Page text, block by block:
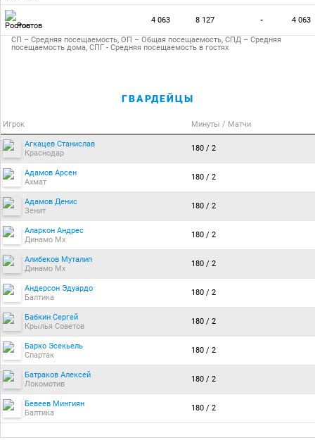
Ростов
4 063 8 127 - 4 063
СП – Средняя посещаемость, ОП – Общая посещаемость, СПД – Средняя
посещаемость дома, СПГ - Средняя посещаемость в гостях
ГВАРДЕЙЦЫ
Игрок Минуты / Матчи
Агкацев Станислав
Краснодар
180 / 2
Адамов Арсен
Ахмат
180 / 2
Адамов Денис
Зенит
180 / 2
Аларкон Андрес
Динамо Мх
180 / 2
Алибеков Муталип
Динамо Мх
180 / 2
Андерсон Эдуардо
Балтика
180 / 2
Бабкин Сергей
Крылья Советов
180 / 2
Барко Эсекьель
Спартак
180 / 2
Батраков Алексей
Локомотив
180 / 2
Бевеев Мингиян
Балтика
180 / 2